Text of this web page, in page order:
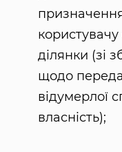
ділянки (зі
щодо
відумерлої
власність);